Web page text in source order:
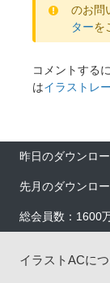
のお問
ターを
コメントする
はイラストレ
昨日のダウンロ
先月のダウンロ
総会員数：1600
イラストACに